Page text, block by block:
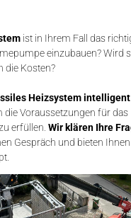
ist in Ihrem Fall das
einzubauen? Wird
die Kosten?
Heizsystem intelligent
die Voraussetzungen für das
erfüllen. Wir klären Ihre
Gespräch und bieten